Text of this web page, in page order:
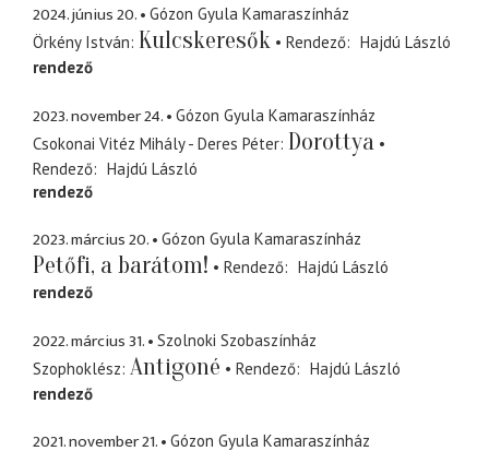
2024. június 20.
Gózon Gyula Kamaraszínház
Örkény István Kulcskeresők Rendező
Hajdú László
rendező
2023. november 24.
Gózon Gyula Kamaraszínház
Csokonai Vitéz Mihály - Deres Péter Dorottya
Rendező
Hajdú László
rendező
2023. március 20. Gózon Gyula Kamaraszínház
Petőfi, a barátom! Rendező
Hajdú László
rendező
2022. március 31.
Szolnoki Szobaszínház
Szophoklész Antigoné Rendező
Hajdú László
rendező
2021. november 21. Gózon Gyula Kamaraszínház